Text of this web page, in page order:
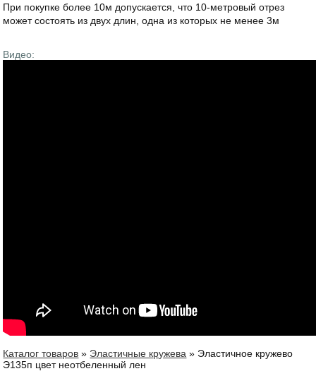
При покупке более 10м допускается, что 10-метровый отрез
может состоять из двух длин, одна из которых не менее 3м
Видео:
Вы здесь
Каталог товаров » Эластичные кружева » Эластичное кружево
Э135п цвет неотбеленный лен